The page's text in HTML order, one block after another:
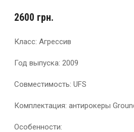
2600 грн.
Класс: Агрессив
Год выпуска: 2009
Совместимость: UFS
Комплектация: антирокеры
Особенности: